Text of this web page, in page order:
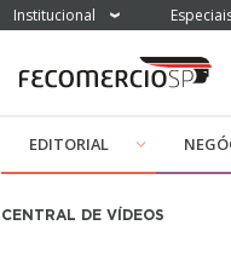
Institucional
EDITORIAL
CENTRAL DE VÍDEOS